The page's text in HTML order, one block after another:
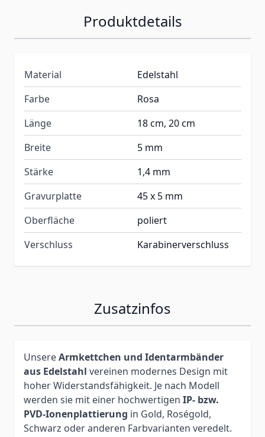
Produktdetails
Material
Edelstahl
Farbe
Rosa
Länge
18 cm, 20 cm
Breite
5 mm
Stärke
1,4 mm
Gravurplatte
45 x 5 mm
Oberfläche
poliert
Verschluss
Karabinerverschluss
Zusatzinfos
UnsereArmkettchen und Identarmbänder
aus Edelstahl vereinen modernes Design mit
hoher Widerstandsfähigkeit. Je nach Modell
werden sie mit einer hochwertigen IP- bzw.
PVD-Ionenplattierung in Gold, Roségold,
Schwarz oder anderen Farbvarianten veredelt.